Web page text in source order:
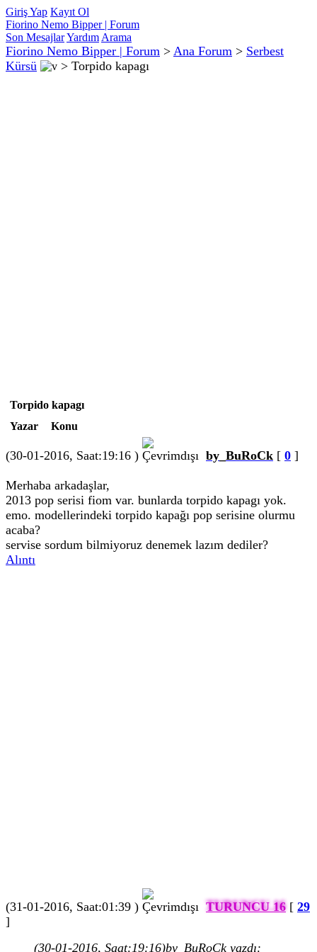
Giriş Yap Kayıt Ol
Fiorino Nemo Bipper | Forum
Son MesajlarYardım Arama
Fiorino Nemo Bipper | Forum > Ana Forum > Serbest
Kürsü
> Torpido kapagı
Torpido kapagı
Yazar
Konu
(30-01-2016, Saat:19:16 ) by_BuRoCk [ 0 ]
Merhaba arkadaşlar,
2013 pop serisi fiom var. bunlarda torpido kapagı yok.
emo. modellerindeki torpido kapağı pop serisine olurmu
acaba?
servise sordum bilmiyoruz denemek lazım dediler?
Alıntı
(31-01-2016, Saat:01:39 ) TURUNCU 16 [ 29
]
(30-01-2016, Saat:19:16)by_BuRoCk yazdı: